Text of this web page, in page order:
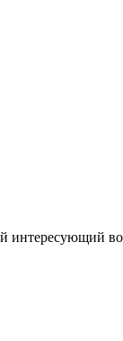
интересующий